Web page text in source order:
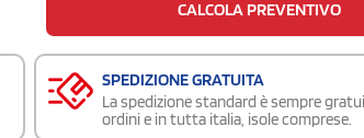
CALCOLA PREVENTIVO
SPEDIZIONE GRATUITA
La spedizione standard è sempre
ordini e in tutta italia, isole comprese.